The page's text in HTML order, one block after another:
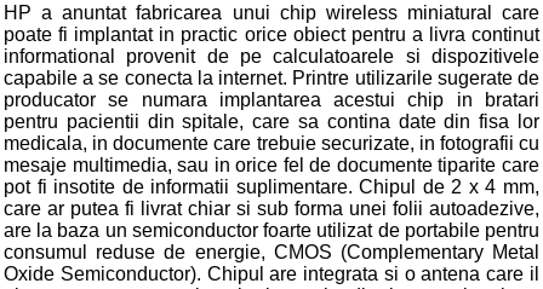
HP a anuntat fabricarea unui chip wireless miniatural care
poate fi implantat in practic orice obiect pentru a livra continut
informational provenit de pe calculatoarele si dispozitivele
capabile a se conecta la internet. Printre utilizarile sugerate de
producator se numara implantarea acestui chip in bratari
pentru pacientii din spitale, care sa contina date din fisa lor
medicala, in documente care trebuie securizate, in fotografii cu
mesaje multimedia, sau in orice fel de documente tiparite care
pot fi insotite de informatii suplimentare. Chipul de 2 x 4 mm,
care ar putea fi livrat chiar si sub forma unei folii autoadezive,
are la baza un semiconductor foarte utilizat de portabile pentru
consumul reduse de energie, CMOS (Complementary Metal
Oxide Semiconductor). Chipul are integrata si o antena care il